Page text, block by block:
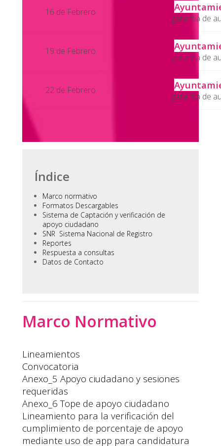
16 de Febrero
garantia de
19 de Febrero
garantia de
22 de Febrero
garantia de
Índice
Marco normativo
Formatos Descargables
Sistema de Captación y verificación de
apoyo ciudadano
SNR Sistema Nacional de Registro
Reportes
Respuesta a consultas
Datos de Contacto
Marco Normativo
Lineamientos
Convocatoria
Anexo_5 Apoyo ciudadano y sesiones
requeridas
Anexo_6 Tope de apoyo ciudadano
Lineamiento para la verificación del
cumplimiento de porcentaje de apoyo
mediante uso de app para candidatura